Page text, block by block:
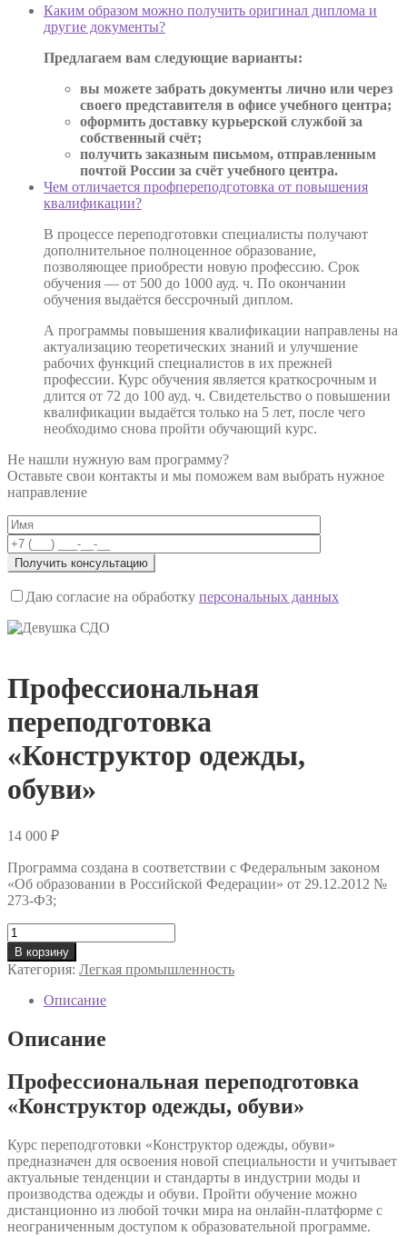
Каким образом можно получить оригинал диплома и
другие документы?
Предлагаем вам следующие варианты:
вы можете забрать документы лично или через
своего представителя в офисе учебного центра;
оформить доставку курьерской службой за
собственный счёт;
получить заказным письмом, отправленным
почтой России за счёт учебного центра.
Чем отличается профпереподготовка от повышения
квалификации?
В процессе переподготовки специалисты получают
дополнительное полноценное образование,
позволяющее приобрести новую профессию. Срок
обучения — от 500 до 1000 ауд. ч. По окончании
обучения выдаётся бессрочный диплом.
А программы повышения квалификации направлены на
актуализацию теоретических знаний и улучшение
рабочих функций специалистов в их прежней
профессии. Курс обучения является краткосрочным и
длится от 72 до 100 ауд. ч. Свидетельство о повышении
квалификации выдаётся только на 5 лет, после чего
необходимо снова пройти обучающий курс.
Не нашли нужную вам программу?
Оставьте свои контакты и мы поможем вам выбрать нужное
направление
Даю согласие на обработку персональных данных
Профессиональная
переподготовка
«Конструктор одежды,
обуви»
14 000 ₽
Программа создана в соответствии с Федеральным законом
«Об образовании в Российской Федерации» от 29.12.2012 №
273-ФЗ;
Количество
товара
Профессиональная
переподготовка
«Конструктор
одежды,
обуви»
В корзину
Категория: Легкая промышленность
Описание
Описание
Профессиональная переподготовка
«Конструктор одежды, обуви»
Курс переподготовки «Конструктор одежды, обуви»
предназначен для освоения новой специальности и учитывает
актуальные тенденции и стандарты в индустрии моды и
производства одежды и обуви. Пройти обучение можно
дистанционно из любой точки мира на онлайн-платформе с
неограниченным доступом к образовательной программе.